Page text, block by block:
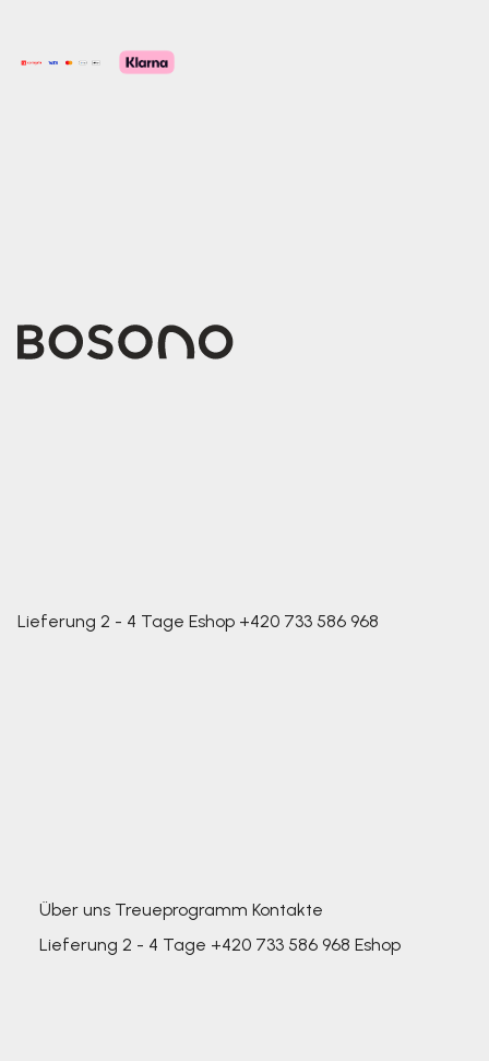
Lieferung 2 - 4 Tage Eshop +420 733 586 968
Über uns Treueprogramm Kontakte
Lieferung 2 - 4 Tage +420 733 586 968 Eshop